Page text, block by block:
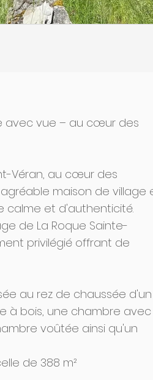
avec vue – au cœur des
Véran, au cœur des
maison de village
calme et d'authenticité.
de La Roque Sainte-
privilégié offrant de
au rez de chaussée d'un
à bois, une chambre avec
voûtée ainsi qu'un
de 388 m²